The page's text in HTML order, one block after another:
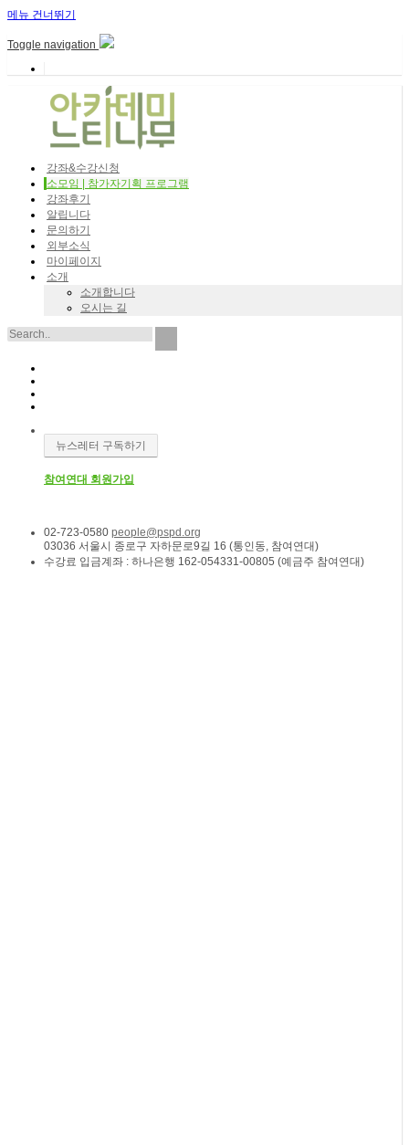
메뉴 건너뛰기
Toggle navigation
강좌&수강신청
소모임 | 참가자기획 프로그램
강좌후기
알립니다
문의하기
외부소식
마이페이지
소개
소개합니다
오시는 길
뉴스레터 구독하기
참여연대 회원가입
02-723-0580 people@pspd.org
03036 서울시 종로구 자하문로9길 16 (통인동, 참여연대)
수강료 입금계좌 : 하나은행 162-054331-00805 (예금주 참여연대)